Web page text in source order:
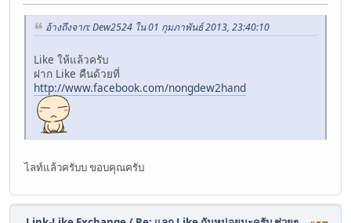
อ้างถึงจาก: Dew2524 ใน 01 กุมภาพันธ์ 2013, 23:40:10
Like ให้แล้วครับ
ฝาก Like คืนด้วยที่
http://www.facebook.com/nongdew2hand
ไลท์แล้วครับบ ขอบคุณครับ